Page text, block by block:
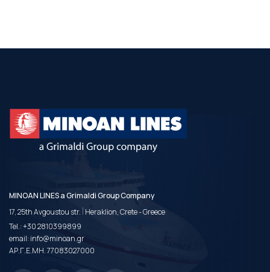
MINOAN LINES a Grimaldi Group Company
17, 25th Avgoustou str. | Heraklion, Crete - Greece
Tel.:+30 2810399899
email:info@minoan.gr
ΑΡ.Γ.Ε.ΜΗ. 77083027000